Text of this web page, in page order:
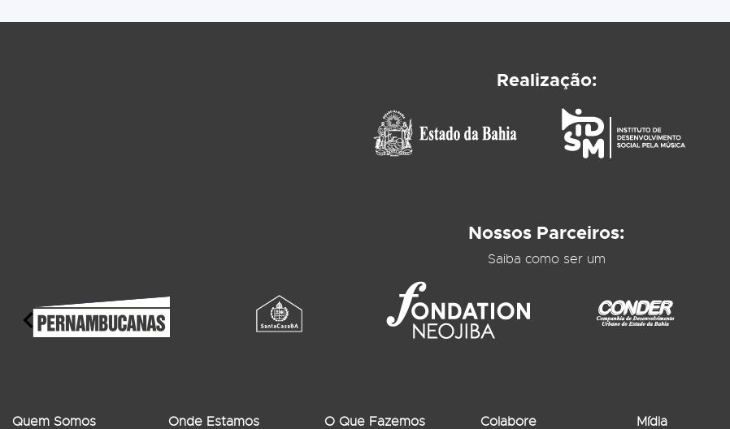
Realização:
Nossos Parceiros:
Saiba como ser um
Quem Somos Onde Estamos O Que Fazemos Colabore Mídia